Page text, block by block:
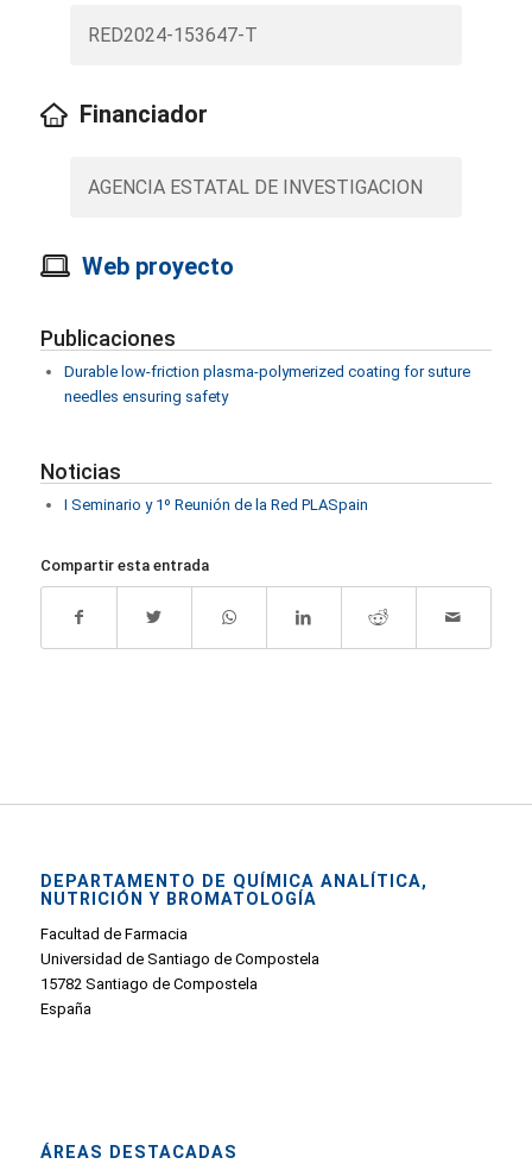
RED2024-153647-T
Financiador
AGENCIA ESTATAL DE INVESTIGACION
Web proyecto
Publicaciones
Durable low-friction plasma-polymerized coating for suture
needles ensuring safety
Noticias
I Seminario y 1º Reunión de la Red PLASpain
Compartir esta entrada
DEPARTAMENTO DE QUÍMICA ANALÍTICA,
NUTRICIÓN Y BROMATOLOGÍA
Facultad de Farmacia
Universidad de Santiago de Compostela
15782 Santiago de Compostela
España
ÁREAS DESTACADAS